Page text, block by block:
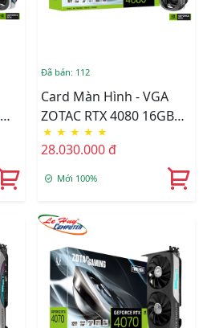
Đã bán: 112
Card Màn Hình - VGA
ZOTAC RTX 4080 16GB
Trinity GDDR6X (ZT-
D40810D-10P)
★ ★ ★ ★ ★
28.030.000 đ
Mới 100%